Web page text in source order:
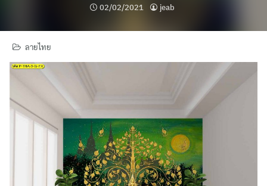
02/02/2021 jeab
ลายไทย